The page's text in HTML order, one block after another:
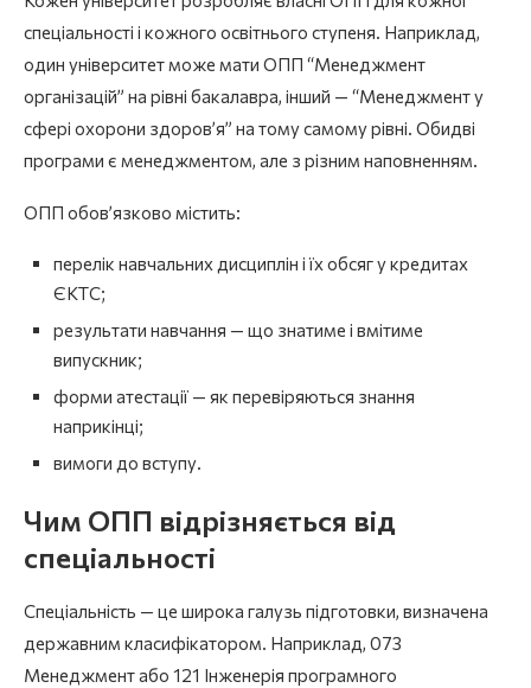
спеціальності і кожного освітнього ступеня. Наприклад,
один університет може мати ОПП “Менеджмент
організацій” на рівні бакалавра, інший — “Менеджмент у
сфері охорони здоров’я” на тому самому рівні. Обидві
програми є менеджментом, але з різним наповненням.
ОПП обов’язково містить:
перелік навчальних дисциплін і їх обсяг у кредитах
ЄКТС;
результати навчання — що знатиме і вмітиме
випускник;
форми атестації — як перевіряються знання
наприкінці;
вимоги до вступу.
Чим ОПП відрізняється від
спеціальності
Спеціальність — це широка галузь підготовки, визначена
державним класифікатором. Наприклад, 073
Менеджмент або 121 Інженерія програмного